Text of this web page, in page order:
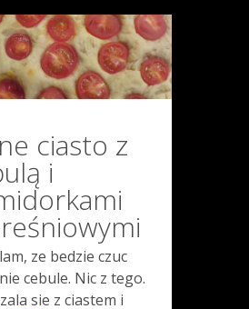
ciasto z
i
ze bedzie czuc
cebule. Nic z tego.
sie z ciastem i